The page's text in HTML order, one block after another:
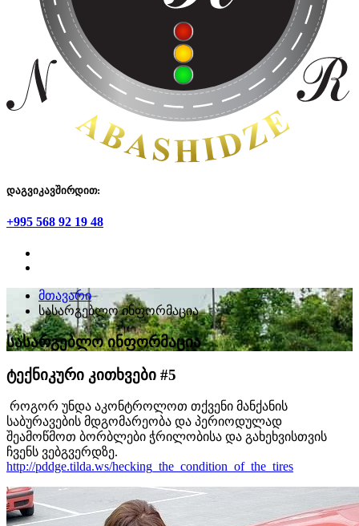
დაგვიკავშირდით:
+995 568 92 19 48
მთავარი
სასარგებლო ინფორმაცია
სასარგებლო ინფორმაცია
ტექნიკური კითხვები #5
როგორ უნდა აკონტროლოთ თქვენი მანქანის
საბურავების მდგომარეობა და პერიოდულად
შეამოწმოთ ბორბლები ჭრილობისა და გახეხვისთვის
ჩვენს ვებგვერდზე.
http://pddge.tilda.ws/hecking_the_condition_of_the_tires